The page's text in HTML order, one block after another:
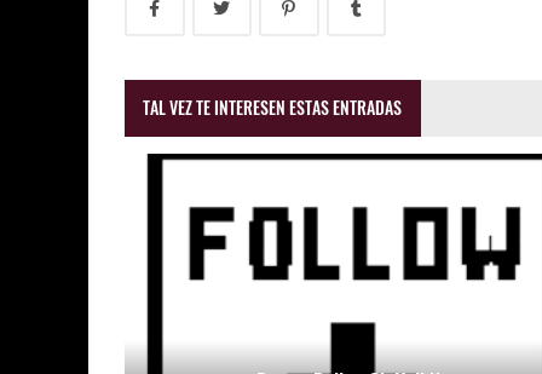
TAL VEZ TE INTERESEN ESTAS ENTRADAS